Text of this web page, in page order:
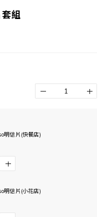
組
明信片(快餐店)
明信片(小花店)